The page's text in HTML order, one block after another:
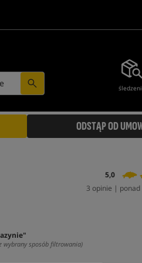
ODSTĄP OD
5,0
3 opinie | ponad
wybrany sposób filtrowania)